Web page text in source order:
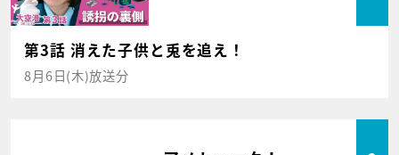
第3話 消えた子供と兎を追え！
8月6日(木)放送分